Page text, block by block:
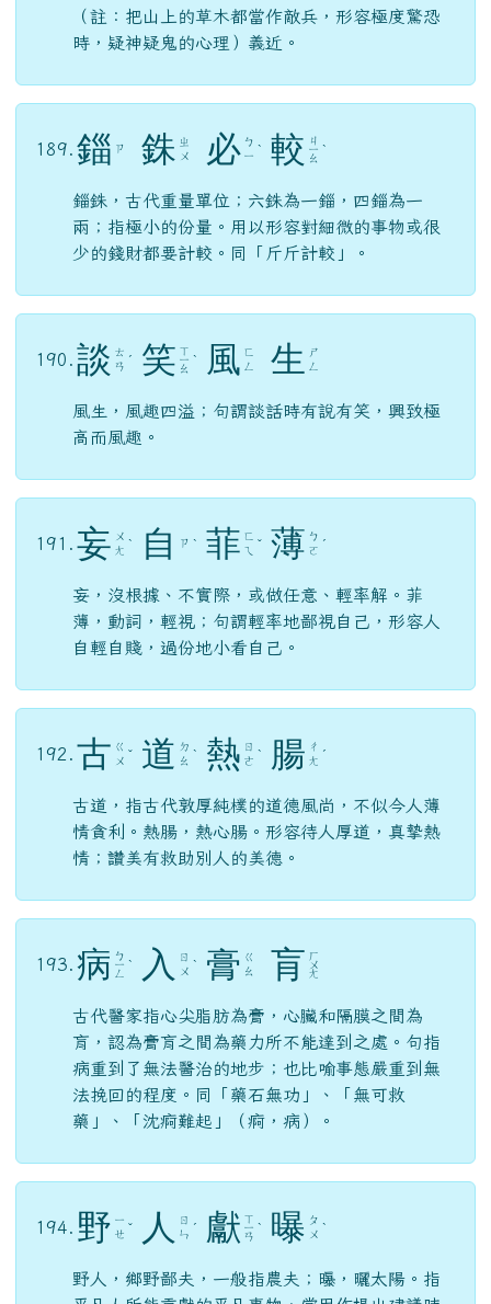
（註：把山上的草木都當作敵兵，形容極度驚恐
時，疑神疑鬼的心理）義近。
189. 錙 ㄗ 銖 ㄓ
ㄨ
必 ㄅ
ㄧ ˋ 較 ㄐ
ㄧ
ㄠ
ˋ
錙銖，古代重量單位；六銖為一錙，四錙為一
兩；指極小的份量。用以形容對細微的事物或很
少的錢財都要計較。同「斤斤計較」。
190. 談 ㄊ
ㄢ ˊ 笑 ㄒ
ㄧ
ㄠ
ˋ 風 ㄈ
ㄥ
生
ㄕ
ㄥ
風生，風趣四溢；句謂談話時有說有笑，興致極
高而風趣。
191. 妄 ㄨ
ㄤ ˋ 自 ㄗ ˋ 菲 ㄈ
ㄟ ˇ 薄 ㄅ
ㄛ ˊ
妄，沒根據、不實際，或做任意、輕率解。菲
薄，動詞，輕視；句謂輕率地鄙視自己，形容人
自輕自賤，過份地小看自己。
192. 古 ㄍ
ㄨ ˇ 道 ㄉ
ㄠ ˋ 熱 ㄖ
ㄜ ˋ 腸 ㄔ
ㄤ ˊ
古道，指古代敦厚純樸的道德風尚，不似今人薄
情貪利。熱腸，熱心腸。形容待人厚道，真摯熱
情；讚美有救助別人的美德。
193. 病 ㄅ
ㄧ
ㄥ
ˋ 入
ㄖ
ㄨ ˋ 膏 ㄍ
ㄠ
肓 ㄏ
ㄨ
ㄤ
古代醫家指心尖脂肪為膏，心臟和隔膜之間為
肓，認為膏肓之間為藥力所不能達到之處。句指
病重到了無法醫治的地步；也比喻事態嚴重到無
法挽回的程度。同「藥石無功」、「無可救
藥」、「沈痾難起」（痾，病）。
194. 野 ㄧ
ㄝ ˇ 人
ㄖ
ㄣ ˊ 獻 ㄒ
ㄧ
ㄢ
ˋ 曝 ㄆ
ㄨ ˋ
野人，鄉野鄙夫，一般指農夫；曝，曬太陽。指